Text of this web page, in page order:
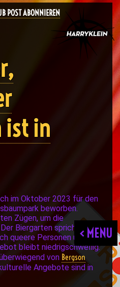
POST ABONNIEREN
< MENU
ist in
im Oktober 2023 für den
beworben.
Zügen, um die
Biergarten spricht die
queere Personen und Ally
bleibt niedrigschwellig.
von Bergson
Angebote sind in